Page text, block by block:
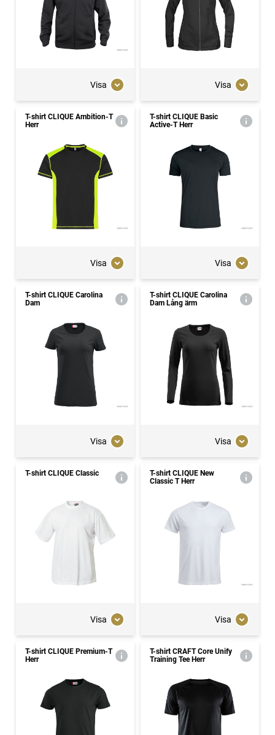
Visa Visa
T-shirt CLIQUE Ambition-T
Herr
Visa
T-shirt CLIQUE Basic
Active-T Herr
Visa
T-shirt CLIQUE Carolina
Dam
Visa
T-shirt CLIQUE Carolina
Dam Lång ärm
Visa
T-shirt CLIQUE Classic
Visa
T-shirt CLIQUE New
Classic T Herr
Visa
T-shirt CLIQUE Premium-T
Herr
T-shirt CRAFT Core Unify
Training Tee Herr